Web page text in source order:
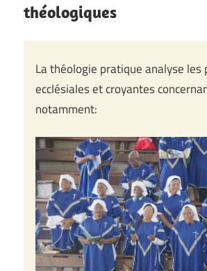
théologiques
La théologie pratique analyse les
ecclésiales et croyantes
notamment: